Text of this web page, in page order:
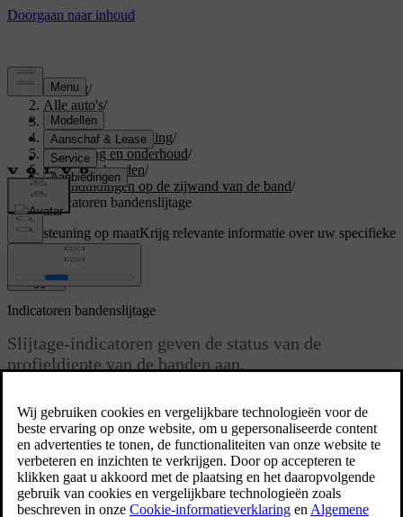
Support/
Alle auto's/
V60 2026
Gebruikershandleiding/
Verzorging en onderhoud/
Wielen en banden/
Aanduidingen op de zijwand van de band/
Indicatoren bandenslijtage
Ondersteuning op maatKrijg relevante informatie over uw specifieke
auto.
Inloggen
Indicatoren bandenslijtage
Slijtage-indicatoren geven de status van de
profieldiepte van de banden aan.